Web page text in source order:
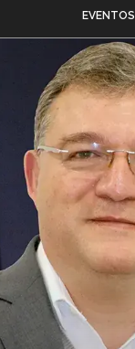
EVENTOS